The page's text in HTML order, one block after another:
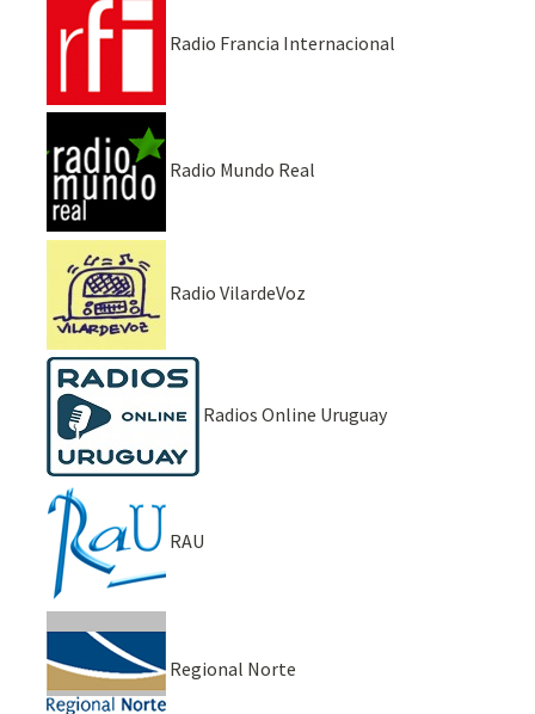
Radio Francia Internacional
Radio Mundo Real
Radio VilardeVoz
Radios Online Uruguay
RAU
Regional Norte